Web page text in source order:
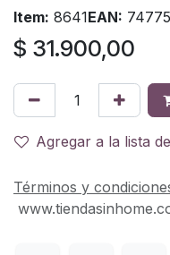
Item: 8641EAN:
$ 31.900,00
Agregar a la lista
Términos y